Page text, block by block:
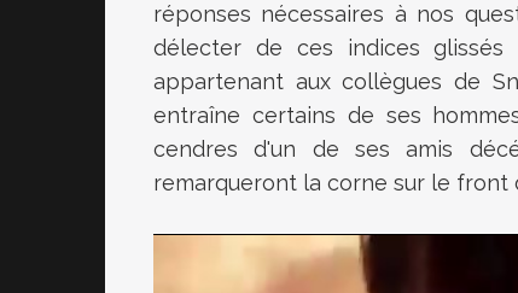
réponses nécessaires à nos
délecter de ces indices
appartenant aux collègues de
entraîne certains de ses
cendres d'un de ses amis
remarqueront la corne sur le front